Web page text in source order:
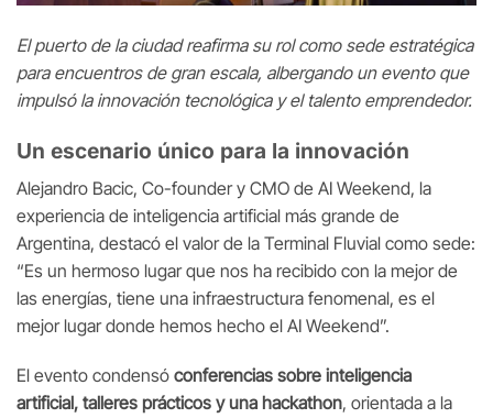
El puerto de la ciudad reafirma su rol como sede estratégica
para encuentros de gran escala, albergando un evento que
impulsó la innovación tecnológica y el talento emprendedor.
Un escenario único para la innovación
Alejandro Bacic, Co-founder y CMO de AI Weekend, la
experiencia de inteligencia artificial más grande de
Argentina, destacó el valor de la Terminal Fluvial como sede:
“Es un hermoso lugar que nos ha recibido con la mejor de
las energías, tiene una infraestructura fenomenal, es el
mejor lugar donde hemos hecho el AI Weekend”.
El evento condensó conferencias sobre inteligencia
artificial, talleres prácticos y una hackathon, orientada a la